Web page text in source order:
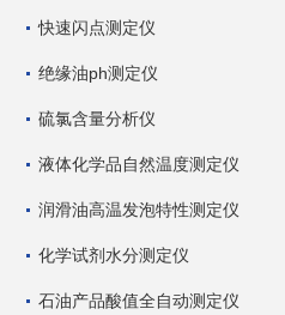
快速闪点测定仪
绝缘油ph测定仪
硫氯含量分析仪
液体化学品自然温度测定仪
润滑油高温发泡特性测定仪
化学试剂水分测定仪
石油产品酸值全自动测定仪